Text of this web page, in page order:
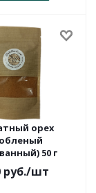
орех
50 г
руб./шт